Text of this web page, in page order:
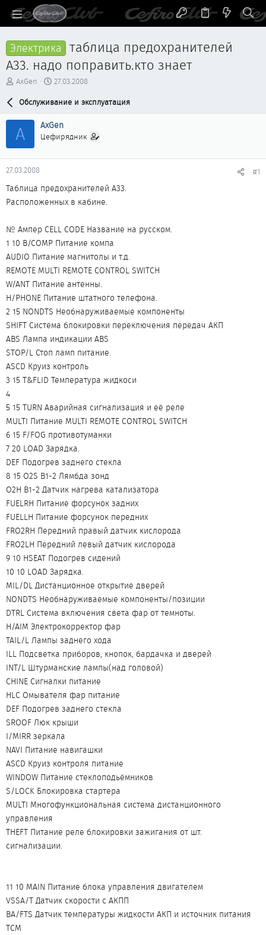
Электрика таблица предохранителей
А33. надо поправить.кто знает
А
р
т
м
ы
AxGen
Д
т
н
а
а
27.03.2008
Обслуживание и эксплуатация
A AxGen
Цефирядник
27.03.2008 #1
Таблица предохранителей А33.
Расположенных в кабине.
№ Ампер CELL CODE Название на русском.
1 10 B/COMP Питание компа
AUDIO Питание магнитолы и т.д.
REMOTE MULTI REMOTE CONTROL SWITCH
W/ANT Питание антенны.
H/PHONE Питание штатного телефона.
2 15 NONDTS Необнаруживаемые компоненты
SHIFT Система блокировки переключения передач АКП
ABS Лампа индикации АBS
STOP/L Стоп ламп питание.
ASCD Круиз контроль
3 15 T&FLID Температура жидкоси
4
5 15 TURN Аварийная сигнализация и её реле
MULTI Питание MULTI REMOTE CONTROL SWITCH
6 15 F/FOG противотуманки
7 20 LOAD Зарядка.
DEF Подогрев заднего стекла
8 15 O2S B1-2 Лямбда зонд
O2H B1-2 Датчик нагрева катализатора
FUELRH Питание форсунок задних
FUELLH Питание форсунок передних
FRO2RH Передний правый датчик кислорода
FRO2LH Передний левый датчик кислорода
9 10 HSEAT Подогрев сидений
10 10 LOAD Зарядка.
MIL/DL Дистанционное открытие дверей
NONDTS Необнаруживаемые компоненты/позиции
DTRL Система включения света фар от темноты.
H/AIM Электрокорректор фар
TAIL/L Лампы заднего хода
ILL Подсветка приборов, кнопок, бардачка и дверей
INT/L Штурманские лампы(над головой)
CHINE Сигналки питание
HLC Омывателя фар питание
DEF Подогрев заднего стекла
SROOF Люк крыши
I/MIRR зеркала
NAVI Питание навигашки
ASCD Круиз контроля питание
WINDOW Питание стеклоподьёмников
S/LOCK Блокировка стартера
MULTI Многофункциональная система дистанционного
управления
THEFT Питание реле блокировки зажигания от шт.
сигнализации.
11 10 MAIN Питание блока управления двигателем
VSSA/T Датчик скорости с АКПП
BA/FTS Датчик температуры жидкости АКП и источник питания
ТСМ